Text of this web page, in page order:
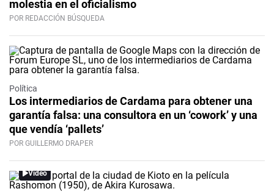
molestia en el oficialismo
POR REDACCIÓN BÚSQUEDA
Política
Los intermediarios de Cardama para obtener una
garantía falsa: una consultora en un ‘cowork’ y una
que vendía ‘pallets’
POR GUILLERMO DRAPER
Video